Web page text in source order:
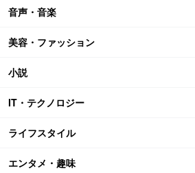
音声・音楽
美容・ファッション
小説
IT・テクノロジー
ライフスタイル
エンタメ・趣味